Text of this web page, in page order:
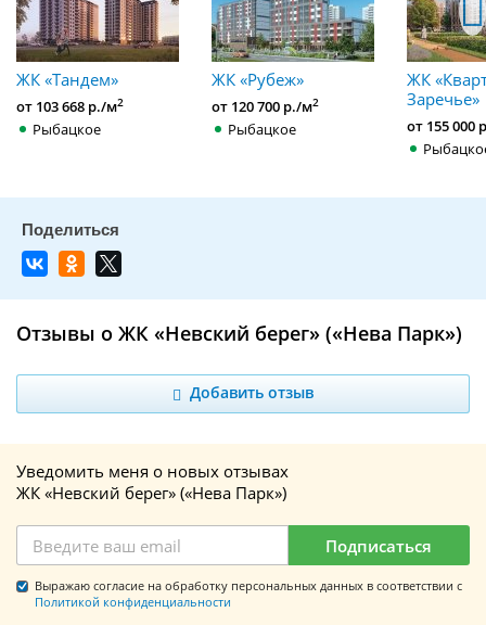
ЖК «Тандем»
от 103 668 р./м2
Рыбацкое
ЖК «Рубеж»
от 120 700 р./м2
Рыбацкое
ЖК
Заречье»
от 155 000
Отзывы о ЖК «Невский берег» («Нева Парк»)
Добавить отзыв
Уведомить меня о новых отзывах
ЖК «Невский берег» («Нева Парк»)
Подписаться
Выражаю согласие на обработку персональных данных в соответствии с
Политикой конфиденциальности